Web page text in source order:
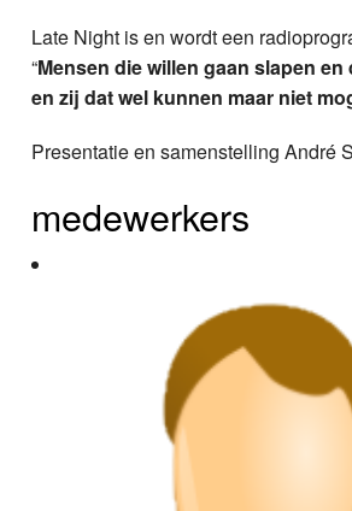
Late Night is en wordt een
“Mensen die willen gaan slapen
en zij dat wel kunnen maar niet
Presentatie en samenstelling André
medewerkers